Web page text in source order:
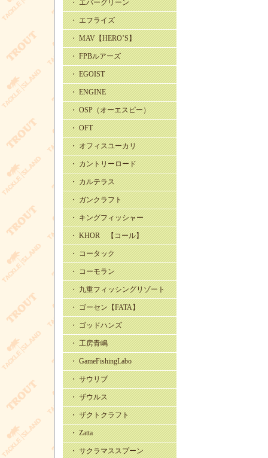
・ エバーグリーン
・ エフライズ
・ MAV【HERO’S】
・ FPBルアーズ
・ EGOIST
・ ENGINE
・ OSP（オーエスピー）
・ OFT
・ オフィスユーカリ
・ カントリーロード
・ カルテラス
・ ガンクラフト
・ キングフィッシャー
・ KHOR 【コール】
・ コータック
・ コーモラン
・ 九重フィッシングリゾート
・ ゴーセン【FATA】
・ ゴッドハンズ
・ 工房青嶋
・ GameFishingLabo
・ サウリブ
・ ザウルス
・ ザクトクラフト
・ Zatta
・ サクラマススプーン